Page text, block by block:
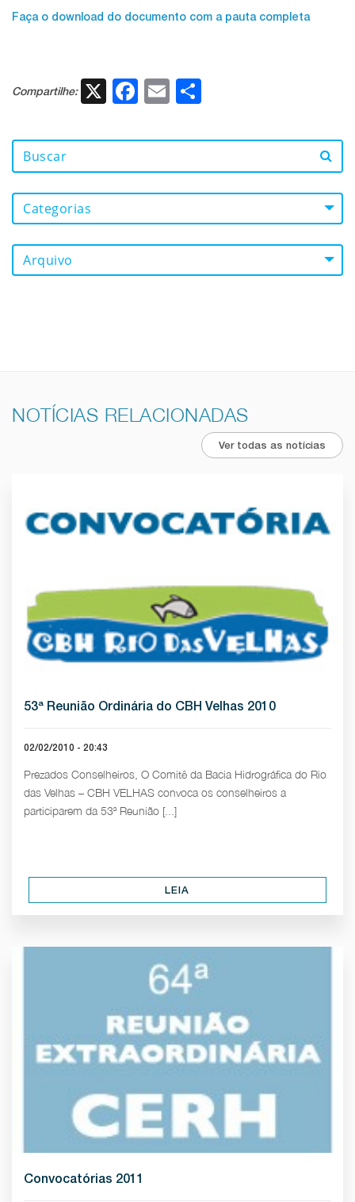
Faça o download do documento com a pauta completa
Compartilhe: X Facebook
Email
Categorias
Arquivo
NOTÍCIAS RELACIONADAS
Ver todas as notícias
53ª Reunião Ordinária do CBH Velhas 2010
02/02/2010 - 20:43
Prezados Conselheiros, O Comitê da Bacia Hidrográfica do Rio
das Velhas – CBH VELHAS convoca os conselheiros a
participarem da 53ª Reunião [...]
LEIA
Convocatórias 2011